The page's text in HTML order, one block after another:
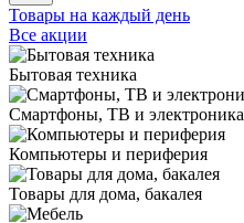
Товары на каждый день
Все акции
Бытовая техника
Смартфоны, ТВ и электроника
Компьютеры и периферия
Товары для дома, бакалея